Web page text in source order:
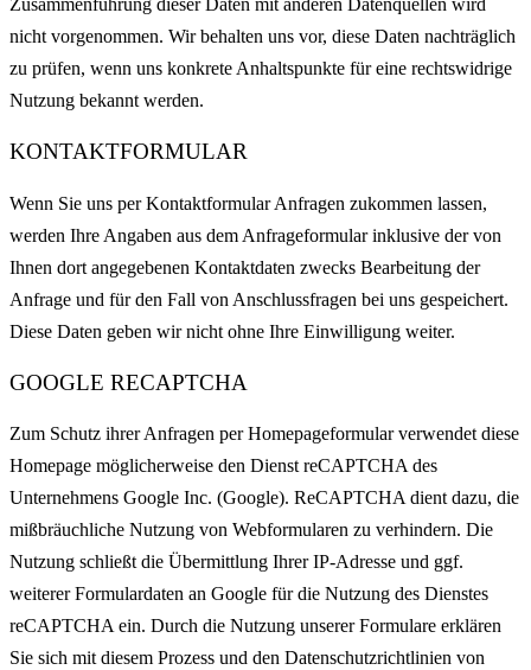
Zusammenführung dieser Daten mit anderen Datenquellen wird
nicht vorgenommen. Wir behalten uns vor, diese Daten nachträglich
zu prüfen, wenn uns konkrete Anhaltspunkte für eine rechtswidrige
Nutzung bekannt werden.
KONTAKTFORMULAR
Wenn Sie uns per Kontaktformular Anfragen zukommen lassen,
werden Ihre Angaben aus dem Anfrageformular inklusive der von
Ihnen dort angegebenen Kontaktdaten zwecks Bearbeitung der
Anfrage und für den Fall von Anschlussfragen bei uns gespeichert.
Diese Daten geben wir nicht ohne Ihre Einwilligung weiter.
GOOGLE RECAPTCHA
Zum Schutz ihrer Anfragen per Homepageformular verwendet diese
Homepage möglicherweise den Dienst reCAPTCHA des
Unternehmens Google Inc. (Google). ReCAPTCHA dient dazu, die
mißbräuchliche Nutzung von Webformularen zu verhindern. Die
Nutzung schließt die Übermittlung Ihrer IP-Adresse und ggf.
weiterer Formulardaten an Google für die Nutzung des Dienstes
reCAPTCHA ein. Durch die Nutzung unserer Formulare erklären
Sie sich mit diesem Prozess und den Datenschutzrichtlinien von